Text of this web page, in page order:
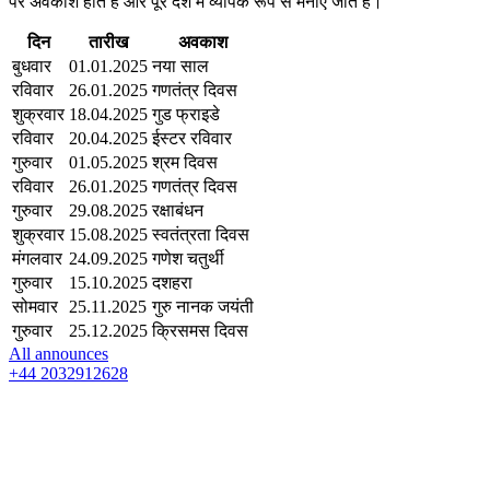
दिन तारीख
अवकाश
बुधवार
01.01.2025 नया साल
रविवार
26.01.2025 गणतंत्र दिवस
शुक्रवार 18.04.2025 गुड फ्राइडे
रविवार
20.04.2025 ईस्टर रविवार
गुरुवार
01.05.2025 श्रम दिवस
रविवार
26.01.2025 गणतंत्र दिवस
गुरुवार
29.08.2025 रक्षाबंधन
शुक्रवार 15.08.2025 स्वतंत्रता दिवस
मंगलवार 24.09.2025 गणेश चतुर्थी
गुरुवार
15.10.2025 दशहरा
सोमवार
25.11.2025 गुरु नानक जयंती
गुरुवार
25.12.2025 क्रिसमस दिवस
All announces
+44 2032912628